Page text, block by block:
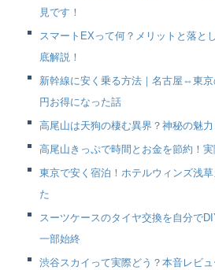
見です！
スマートEXって何？メリットと落と
底解説！
新幹線に安く乗る方法｜名古屋⇔東
円お得になった話
高尾山は天狗の棲む異界？神秘の魅
高尾山きっぷで時間とお金を節約！
東京で安く宿泊！ホテルウィンズ浅
た
スーツケースのタイヤ交換を自分で
一部始終
渋谷スカイって実際どう？本音レビ